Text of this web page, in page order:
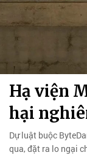
Hạ viện
hại
Dự luật buộc
qua, đặt ra lo ngại